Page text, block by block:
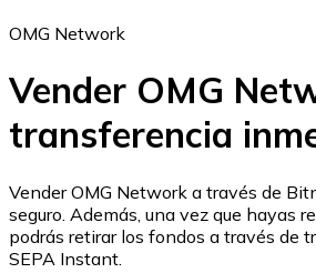
Ethereum
ETH
OMG Network
Vender OMG
transferencia
Vender OMG Network a través de
seguro. Además, una vez que hayas
podrás retirar los fondos a través de
SEPA Instant.